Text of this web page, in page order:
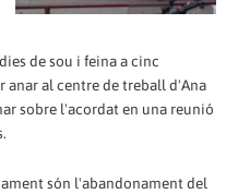
de sou i feina a cinc
anar al centre de treball d'Ana
sobre l'acordat en una reunió
són l'abandonament del